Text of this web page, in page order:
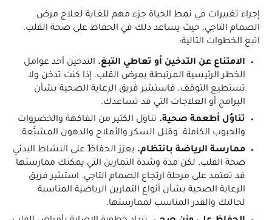
إجراء تغييرات في نمط الحياة جزء مهم للغاية لعلاج مرض
الصمام التاجي. حيث يساعد ذلك في الحفاظ على صحة القلب.
اتبع الخطوات التالية:
الامتناع عن التدخين أو تعاطي التبغ. التدخين أحد عوامل
الخطر الرئيسية المرتبطة بمرض القلب. إذا كنت تدخن ولا
تستطيع التوقف، فاستشِر فريق الرعاية الصحية بشأن
البرامج أو العلاجات التي قد تساعدك.
تناوُل أطعمة صحية. تناوَل الكثير من الفاكهة والخضروات
والحبوب الكاملة. وقلل السكر والأملاح والدهون المشبَّعة.
ممارسة الرياضة بانتظام. يعزز الحفاظُ على النشاط البدني
صحةَ القلب. لكن مدة وشدة التمارين التي يمكنك ممارستها
قد تعتمد على مرحلة ارتجاع الصمام التاجي. استشِر فريق
الرعاية الصحية بشأن أنواع التمارين الرياضية المناسبة
لحالتك والقدر المناسب لممارستها.